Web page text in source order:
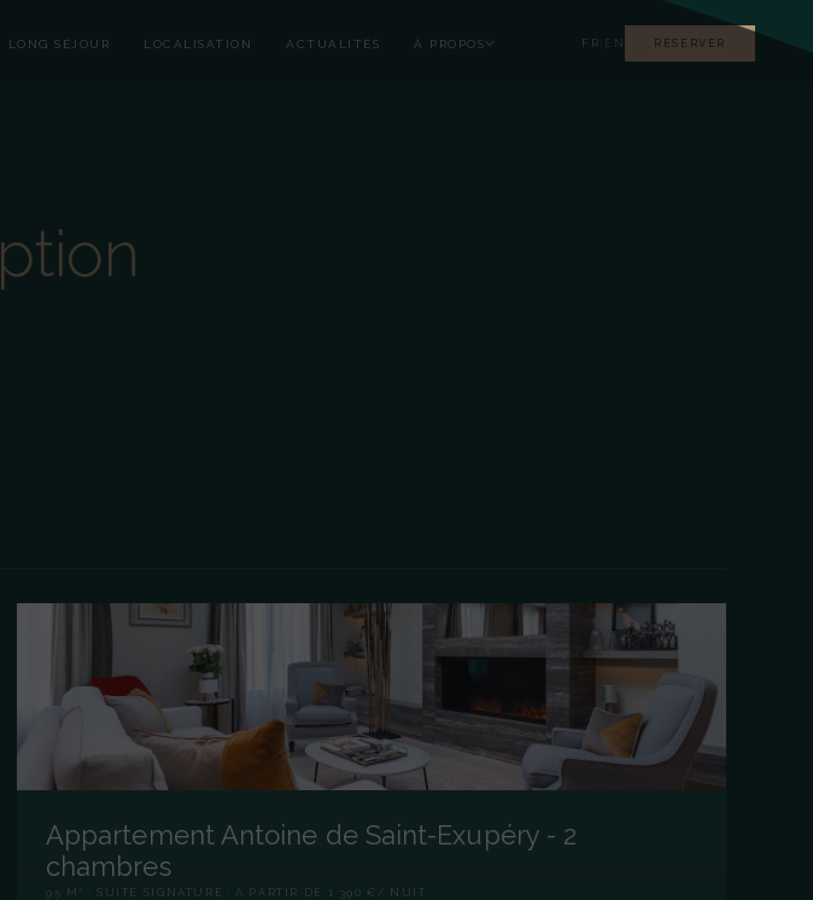
LONG SÉJOUR LOCALISATION ACTUALITÉS À PROPOS FR EN RÉSERVER
Appartement Antoine de Saint-Exupéry - 2
chambres
95 M² · SUITE SIGNATURE · À PARTIR DE 1 390 €/ NUIT